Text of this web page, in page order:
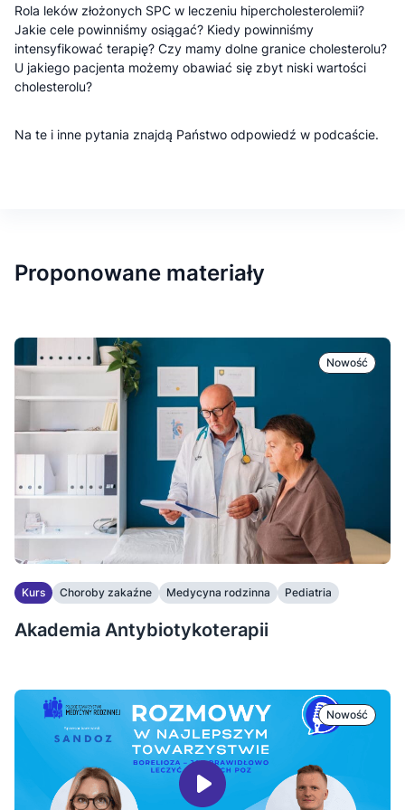
Rola leków złożonych SPC w leczeniu hipercholesterolemii?
Jakie cele powinniśmy osiągać? Kiedy powinniśmy
intensyfikować terapię? Czy mamy dolne granice cholesterolu?
U jakiego pacjenta możemy obawiać się zbyt niski wartości
cholesterolu?
Na te i inne pytania znajdą Państwo odpowiedź w podcaście.
Proponowane materiały
Nowość
Kurs Choroby zakaźne Medycyna rodzinna Pediatria
Akademia Antybiotykoterapii
Nowość